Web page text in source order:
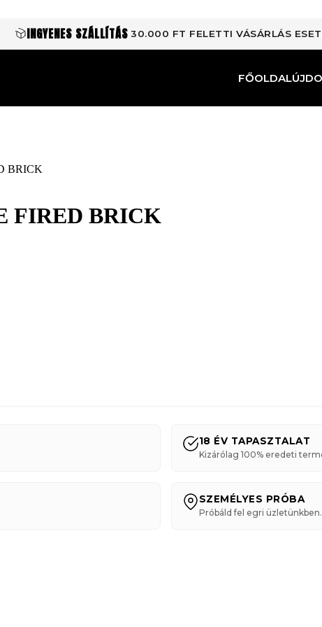
INGYENES SZÁLLÍTÁS 30.000 FT FELETTI VÁSÁRLÁS
FŐOLDAL
BRICK
FIRED BRICK
18 ÉV TAPASZTALAT
Kizárólag 100% eredeti
SZEMÉLYES PRÓBA
Próbáld fel egri üzletünkben.